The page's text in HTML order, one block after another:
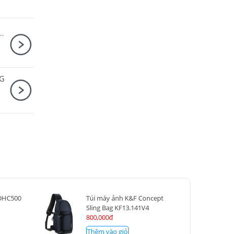
45mm F4.5-6.3 IS STM
Túi máy ảnh K&F Concept
Sling Bag KF13.141V4
800,000đ
Thêm vào giỏ